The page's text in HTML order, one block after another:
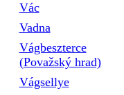
Vác
Vadna
Vágbeszterce
(Považský hrad)
Vágsellye